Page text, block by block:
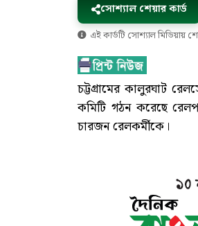
সোশ্যাল শেয়ার কার্ড
এই কার্ডটি সোশ্যাল মিডিয়ায়
চট্টগ্রামের কালুরঘাট
কমিটি গঠন করেছে
চারজন রেলকর্মীকে।